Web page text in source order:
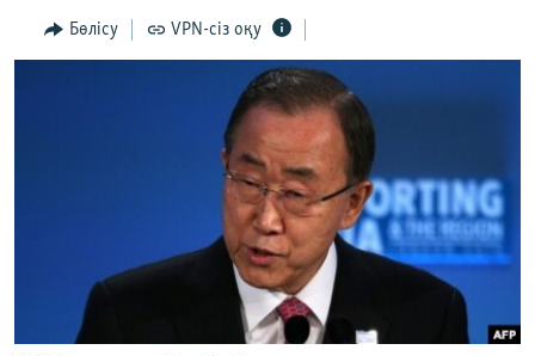
Navigation
Skip
АДАМ ҚҰҚЫҚТАРЫ
ЖАЗЫЛЫҢЫЗ
Бөлісу VPN-сіз оқу